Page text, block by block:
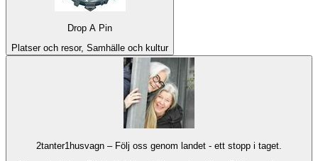
Drop A Pin
Platser och resor, Samhälle och kultur
2tanter1husvagn – Följ oss genom landet - ett stopp i taget.